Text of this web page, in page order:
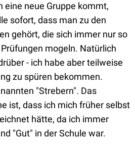
eine neue Gruppe kommt,
sofort, dass man zu den
gehört, die sich immer nur so
mogeln. Natürlich
- ich habe aber teilweise
zu spüren bekommen.
"Strebern". Das
ist, dass ich mich früher selbst
hätte, da ich immer
"Gut" in der Schule war.